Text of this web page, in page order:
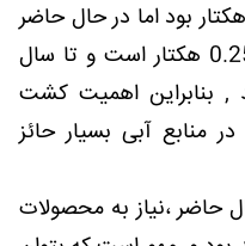
سرتاسر جهان ، سرانه زمین 0.5 هكتار بود اما در حال حاضر
با 6 میلیارد نفر جمعیت فقط 0.25 هكتار است و تا سال
می رسد , بنابراین اهمیت کشت
منابع آبی بسیار حائز
حاضر ،نیاز به محصولات